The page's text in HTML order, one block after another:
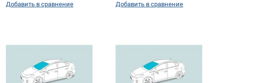
Добавить в сравнение Добавить в сравнение